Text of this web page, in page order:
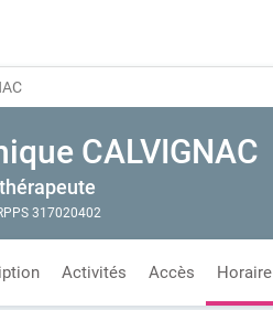
CALVIGNAC
317020402
Activités Accès Horaire